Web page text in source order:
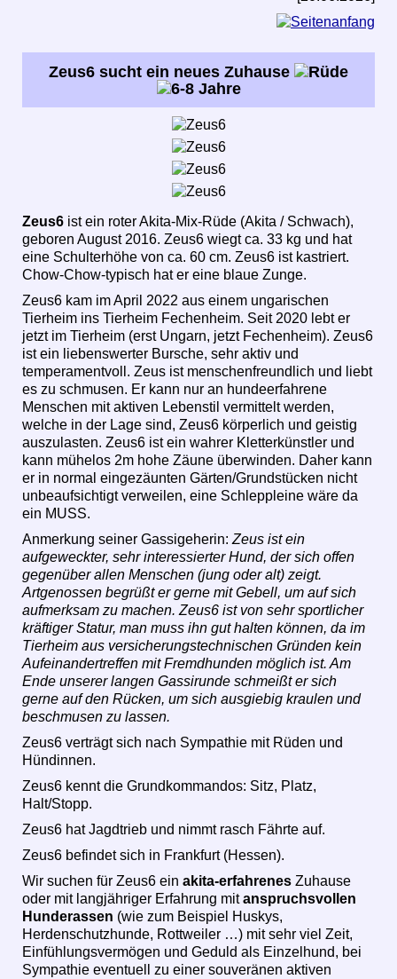
Zeus6 sucht ein neues Zuhause
Zeus6 ist ein roter Akita-Mix-Rüde (Akita / Schwach),
geboren August 2016. Zeus6 wiegt ca. 33 kg und hat
eine Schulterhöhe von ca. 60 cm. Zeus6 ist kastriert.
Chow-Chow-typisch hat er eine blaue Zunge.
Zeus6 kam im April 2022 aus einem ungarischen
Tierheim ins Tierheim Fechenheim. Seit 2020 lebt er
jetzt im Tierheim (erst Ungarn, jetzt Fechenheim). Zeus6
ist ein liebenswerter Bursche, sehr aktiv und
temperamentvoll. Zeus ist menschenfreundlich und liebt
es zu schmusen. Er kann nur an hundeerfahrene
Menschen mit aktiven Lebenstil vermittelt werden,
welche in der Lage sind, Zeus6 körperlich und geistig
auszulasten. Zeus6 ist ein wahrer Kletterkünstler und
kann mühelos 2m hohe Zäune überwinden. Daher kann
er in normal eingezäunten Gärten/Grundstücken nicht
unbeaufsichtigt verweilen, eine Schleppleine wäre da
ein MUSS.
Anmerkung seiner Gassigeherin: Zeus ist ein
aufgeweckter, sehr interessierter Hund, der sich offen
gegenüber allen Menschen (jung oder alt) zeigt.
Artgenossen begrüßt er gerne mit Gebell, um auf sich
aufmerksam zu machen. Zeus6 ist von sehr sportlicher
kräftiger Statur, man muss ihn gut halten können, da im
Tierheim aus versicherungstechnischen Gründen kein
Aufeinandertreffen mit Fremdhunden möglich ist. Am
Ende unserer langen Gassirunde schmeißt er sich
gerne auf den Rücken, um sich ausgiebig kraulen und
beschmusen zu lassen.
Zeus6 verträgt sich nach Sympathie mit Rüden und
Hündinnen.
Zeus6 kennt die Grundkommandos: Sitz, Platz,
Halt/Stopp.
Zeus6 hat Jagdtrieb und nimmt rasch Fährte auf.
Zeus6 befindet sich in Frankfurt (Hessen).
Wir suchen für Zeus6 ein akita-erfahrenes Zuhause
oder mit langjähriger Erfahrung mitanspruchsvollen
Hunderassen (wie zum Beispiel Huskys,
Herdenschutzhunde, Rottweiler …) mit sehr viel Zeit,
Einfühlungsvermögen und Geduld als Einzelhund, bei
Sympathie eventuell zu einer souveränen aktiven